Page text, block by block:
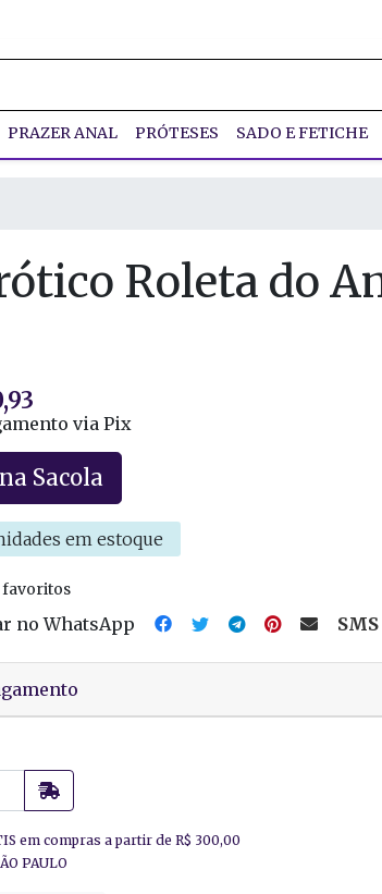
PRAZER ANAL PRÓTESES SADO E FETICHE
Roleta do
via Pix
Sacola
em estoque
favoritos
no WhatsApp SMS